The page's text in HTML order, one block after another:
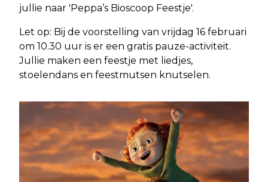
jullie naar 'Peppa’s Bioscoop Feestje'.
Let op: Bij de voorstelling van vrijdag 16 februari
om 10.30 uur is er een gratis pauze-activiteit.
Jullie maken een feestje met liedjes,
stoelendans en feestmutsen knutselen.